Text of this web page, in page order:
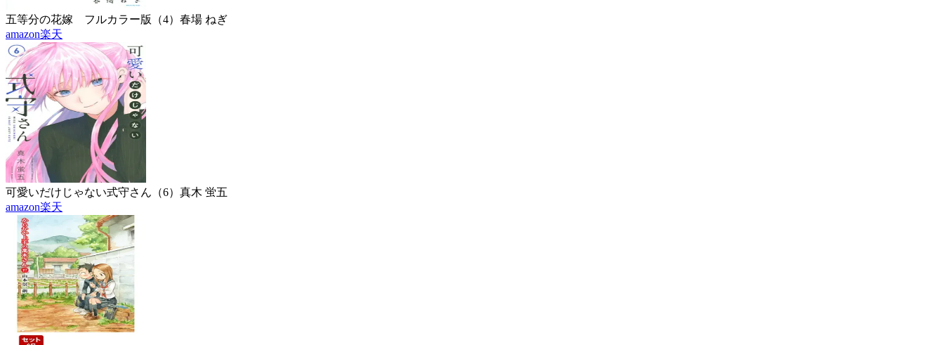
五等分の花嫁 フルカラー版（4） 春場 ねぎ
amazon楽天
可愛いだけじゃない式守さん（6） 真木 蛍五
amazon楽天